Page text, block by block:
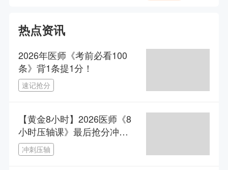
热点资讯
2026年医师《考前必看100
条》背1条提1分！
速记抢分
【黄金8小时】2026医师《8
小时压轴课》最后抢分冲
刺！
冲刺压轴